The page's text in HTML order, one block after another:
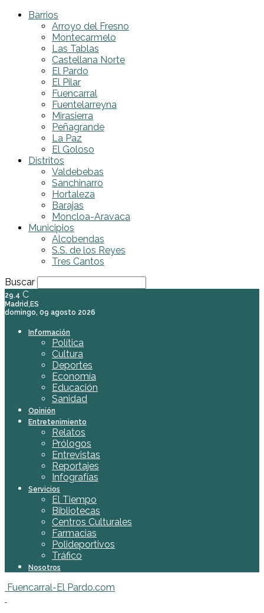
Barrios
Arroyo del Fresno
Montecarmelo
Las Tablas
Castellana Norte
El Pardo
El Pilar
Fuencarral
Fuentelarreyna
Mirasierra
Peñagrande
La Paz
El Goloso
Distritos
Valdebebas
Sanchinarro
Hortaleza
Barajas
Moncloa-Aravaca
Municipios
Alcobendas
S.S. de los Reyes
Tres Cantos
Buscar
29.4 C
Madrid,ES
domingo, 09 agosto 2026
Información
Política
Cultura
Deportes
Economía
Educación
Sanidad
Opinión
Entretenimiento
Relatos
Prólogos
Entrevistas
Reportajes
Infografías
Servicios
El Tiempo
Bibliotecas
Centros Culturales
Farmacias
Polideportivos
Tráfico
Nosotros
Fuencarral-El Pardo.com